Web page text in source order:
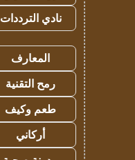
نادي الترددات
المعارف
رمح التقنية
طعم وكيف
أركاني